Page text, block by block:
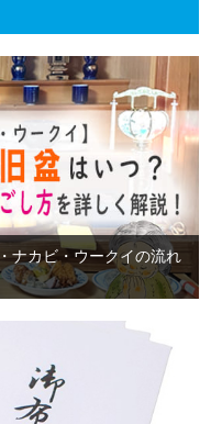
ナカビ・ウークイの流れ